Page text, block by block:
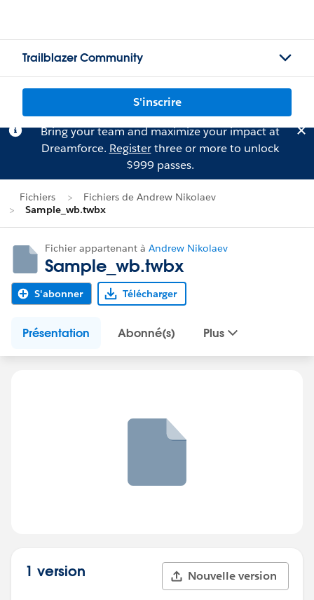
Trailblazer Community
S'inscrire
Bring your team and maximize your impact at
Dreamforce. Registerthree or more to unlock
$999 passes.
Fichiers
Fichiers de Andrew Nikolaev
Sample_wb.twbx
Fichier appartenant à Andrew Nikolaev
Sample_wb.twbx
S'abonner Télécharger
Présentation Abonné(s) Plus
1 version Nouvelle version